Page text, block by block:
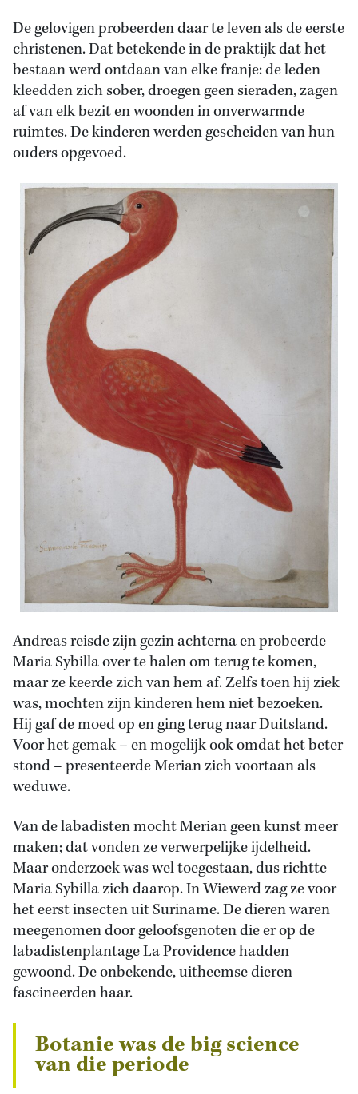
De gelovigen probeerden daar te leven als de eerste
christenen. Dat betekende in de praktijk dat het
bestaan werd ontdaan van elke franje: de leden
kleedden zich sober, droegen geen sieraden, zagen
af van elk bezit en woonden in onverwarmde
ruimtes. De kinderen werden gescheiden van hun
ouders opgevoed.
Andreas reisde zijn gezin achterna en probeerde
Maria Sybilla over te halen om terug te komen,
maar ze keerde zich van hem af. Zelfs toen hij ziek
was, mochten zijn kinderen hem niet bezoeken.
Hij gaf de moed op en ging terug naar Duitsland.
Voor het gemak – en mogelijk ook omdat het beter
stond – presenteerde Merian zich voortaan als
weduwe.
Van de labadisten mocht Merian geen kunst meer
maken; dat vonden ze verwerpelijke ijdelheid.
Maar onderzoek was wel toegestaan, dus richtte
Maria Sybilla zich daarop. In Wiewerd zag ze voor
het eerst insecten uit Suriname. De dieren waren
meegenomen door geloofsgenoten die er op de
labadistenplantage La Providence hadden
gewoond. De onbekende, uitheemse dieren
fascineerden haar.
Botanie was de big science
van die periode